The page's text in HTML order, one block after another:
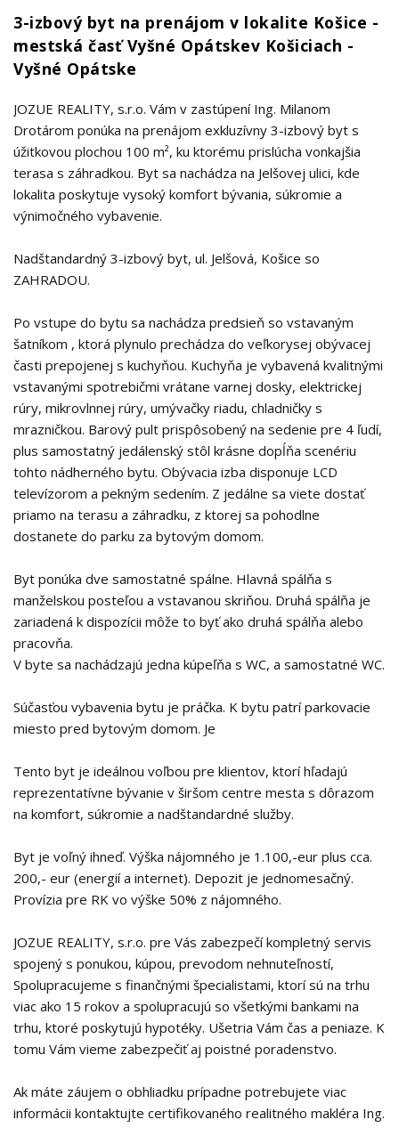
3-izbový byt na prenájom v lokalite Košice -
mestská časť Vyšné Opátskev Košiciach -
Vyšné Opátske
JOZUE REALITY, s.r.o. Vám v zastúpení Ing. Milanom
Drotárom ponúka na prenájom exkluzívny 3-izbový byt s
úžitkovou plochou 100 m², ku ktorému prislúcha vonkajšia
terasa s záhradkou. Byt sa nachádza na Jelšovej ulici, kde
lokalita poskytuje vysoký komfort bývania, súkromie a
výnimočného vybavenie.
Nadštandardný 3-izbový byt, ul. Jelšová, Košice so
ZAHRADOU.
Po vstupe do bytu sa nachádza predsieň so vstavaným
šatníkom , ktorá plynulo prechádza do veľkorysej obývacej
časti prepojenej s kuchyňou. Kuchyňa je vybavená kvalitnými
vstavanými spotrebičmi vrátane varnej dosky, elektrickej
rúry, mikrovlnnej rúry, umývačky riadu, chladničky s
mrazničkou. Barový pult prispôsobený na sedenie pre 4 ľudí,
plus samostatný jedálenský stôl krásne dopĺňa scenériu
tohto nádherného bytu. Obývacia izba disponuje LCD
televízorom a pekným sedením. Z jedálne sa viete dostať
priamo na terasu a záhradku, z ktorej sa pohodlne
dostanete do parku za bytovým domom.
Byt ponúka dve samostatné spálne. Hlavná spálňa s
manželskou posteľou a vstavanou skriňou. Druhá spálňa je
zariadená k dispozícii môže to byť ako druhá spálňa alebo
pracovňa.
V byte sa nachádzajú jedna kúpeľňa s WC, a samostatné WC.
Súčasťou vybavenia bytu je práčka. K bytu patrí parkovacie
miesto pred bytovým domom. Je
Tento byt je ideálnou voľbou pre klientov, ktorí hľadajú
reprezentatívne bývanie v širšom centre mesta s dôrazom
na komfort, súkromie a nadštandardné služby.
Byt je voľný ihneď. Výška nájomného je 1.100,-eur plus cca.
200,- eur (energií a internet). Depozit je jednomesačný.
Provízia pre RK vo výške 50% z nájomného.
JOZUE REALITY, s.r.o. pre Vás zabezpečí kompletný servis
spojený s ponukou, kúpou, prevodom nehnuteľností,
Spolupracujeme s finančnými špecialistami, ktorí sú na trhu
viac ako 15 rokov a spolupracujú so všetkými bankami na
trhu, ktoré poskytujú hypotéky. Ušetria Vám čas a peniaze. K
tomu Vám vieme zabezpečiť aj poistné poradenstvo.
Ak máte záujem o obhliadku prípadne potrebujete viac
informácii kontaktujte certifikovaného realitného makléra Ing.